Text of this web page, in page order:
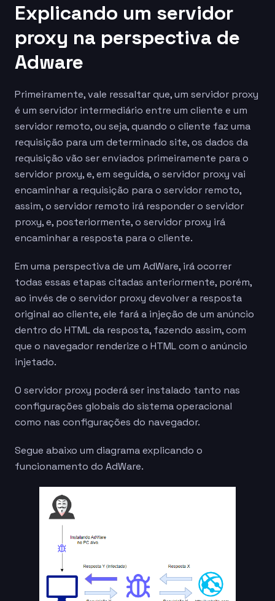
Explicando um servidor
proxy na perspectiva de
Adware
Primeiramente, vale ressaltar que, um servidor proxy
é um servidor intermediário entre um cliente e um
servidor remoto, ou seja, quando o cliente faz uma
requisição para um determinado site, os dados da
requisição vão ser enviados primeiramente para o
servidor proxy, e, em seguida, o servidor proxy vai
encaminhar a requisição para o servidor remoto,
assim, o servidor remoto irá responder o servidor
proxy, e, posteriormente, o servidor proxy irá
encaminhar a resposta para o cliente.
Em uma perspectiva de um AdWare, irá ocorrer
todas essas etapas citadas anteriormente, porém,
ao invés de o servidor proxy devolver a resposta
original ao cliente, ele fará a injeção de um anúncio
dentro do HTML da resposta, fazendo assim, com
que o navegador renderize o HTML com o anúncio
injetado.
O servidor proxy poderá ser instalado tanto nas
configurações globais do sistema operacional
como nas configurações do navegador.
Segue abaixo um diagrama explicando o
funcionamento do AdWare.